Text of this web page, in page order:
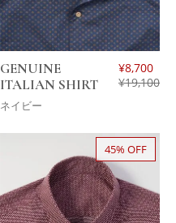
GENUINE
ITALIAN SHIRT
ネイビー
¥8,700
¥19,100
45% OFF